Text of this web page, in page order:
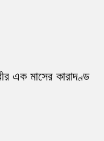
এক মাসের কারাদণ্ড